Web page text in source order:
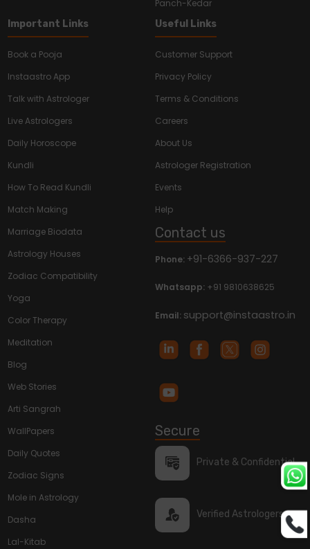
Panch-Kedar
Important Links
Book a Pooja
Instaastro App
Talk with Astrologer
Live Astrologers
Daily Horoscope
Kundli
How To Read Kundli
Match Making
Marriage Biodata
Astrology Houses
Zodiac Compatibility
Yoga
Color Therapy
Meditation
Blog
Web Stories
Arti Sangrah
WallPapers
Daily Quotes
Zodiac Signs
Mole in Astrology
Dasha
Lal-Kitab
Useful Links
Customer Support
Privacy Policy
Terms & Conditions
Careers
About Us
Astrologer Registration
Events
Help
Contact us
Phone: +91-6366-937-227
Whatsapp: +91 9810638625
Email: support@instaastro.in
Secure
Private & Confidential
Verified Astrologers